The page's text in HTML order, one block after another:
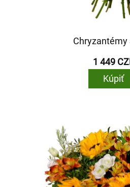
Chryzantémy
1 449
Kúpiť